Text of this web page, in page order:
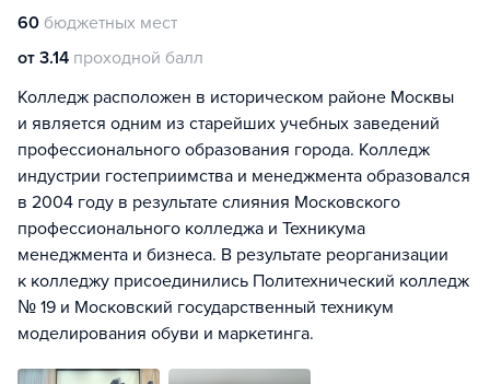
60 бюджетных мест
от 3.14 проходной балл
Колледж расположен в историческом районе Москвы
и является одним из старейших учебных заведений
профессионального образования города. Колледж
индустрии гостеприимства и менеджмента образовался
в 2004 году в результате слияния Московского
профессионального колледжа и Техникума
менеджмента и бизнеса. В результате реорганизации
к колледжу присоединились Политехнический колледж
№ 19 и Московский государственный техникум
моделирования обуви и маркетинга.